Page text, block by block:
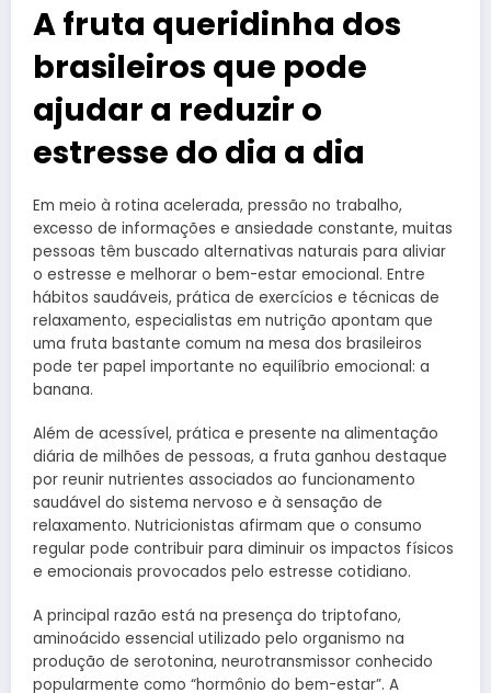
A fruta queridinha dos
brasileiros que pode
ajudar a reduzir o
estresse do dia a dia
Em meio à rotina acelerada, pressão no trabalho,
excesso de informações e ansiedade constante, muitas
pessoas têm buscado alternativas naturais para aliviar
o estresse e melhorar o bem-estar emocional. Entre
hábitos saudáveis, prática de exercícios e técnicas de
relaxamento, especialistas em nutrição apontam que
uma fruta bastante comum na mesa dos brasileiros
pode ter papel importante no equilíbrio emocional: a
banana.
Além de acessível, prática e presente na alimentação
diária de milhões de pessoas, a fruta ganhou destaque
por reunir nutrientes associados ao funcionamento
saudável do sistema nervoso e à sensação de
relaxamento. Nutricionistas afirmam que o consumo
regular pode contribuir para diminuir os impactos físicos
e emocionais provocados pelo estresse cotidiano.
A principal razão está na presença do triptofano,
aminoácido essencial utilizado pelo organismo na
produção de serotonina, neurotransmissor conhecido
popularmente como “hormônio do bem-estar”. A